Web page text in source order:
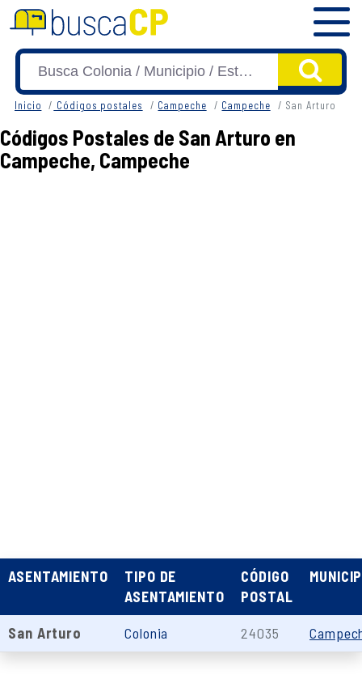
Inicio Códigos postales Campeche Campeche San Arturo
Códigos Postales de San Arturo en
Campeche, Campeche
ASENTAMIENTO
TIPO DE
ASENTAMIENTO
CÓDIGO
POSTAL
San Arturo Colonia 24035